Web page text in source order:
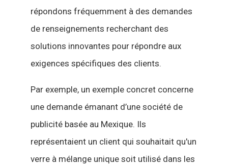
répondons fréquemment à des demandes
de renseignements recherchant des
solutions innovantes pour répondre aux
exigences spécifiques des clients.
Par exemple, un exemple concret concerne
une demande émanant d’une société de
publicité basée au Mexique. Ils
représentaient un client qui souhaitait qu'un
verre à mélange unique soit utilisé dans les